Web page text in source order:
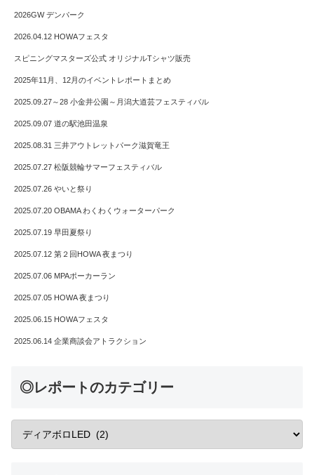
2026GW デンパーク
2026.04.12 HOWAフェスタ
スピニングマスターズ公式 オリジナルTシャツ販売
2025年11月、12月のイベントレポートまとめ
2025.09.27～28 小金井公園～月潟大道芸フェスティバル
2025.09.07 道の駅池田温泉
2025.08.31 三井アウトレットパーク滋賀竜王
2025.07.27 松阪競輪サマーフェスティバル
2025.07.26 やいと祭り
2025.07.20 OBAMA わくわくウォーターパーク
2025.07.19 早田夏祭り
2025.07.12 第２回HOWA 夜まつり
2025.07.06 MPAポーカーラン
2025.07.05 HOWA 夜まつり
2025.06.15 HOWAフェスタ
2025.06.14 企業商談会アトラクション
◎レポートのカテゴリー